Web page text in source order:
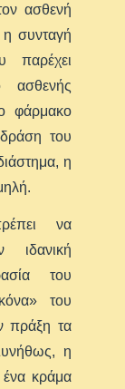
ασθενή
συνταγή
παρέχει
ασθενής
φάρμακο
του
η
να
ιδανική
του
του
πράξη τα
η
ένα κράμα